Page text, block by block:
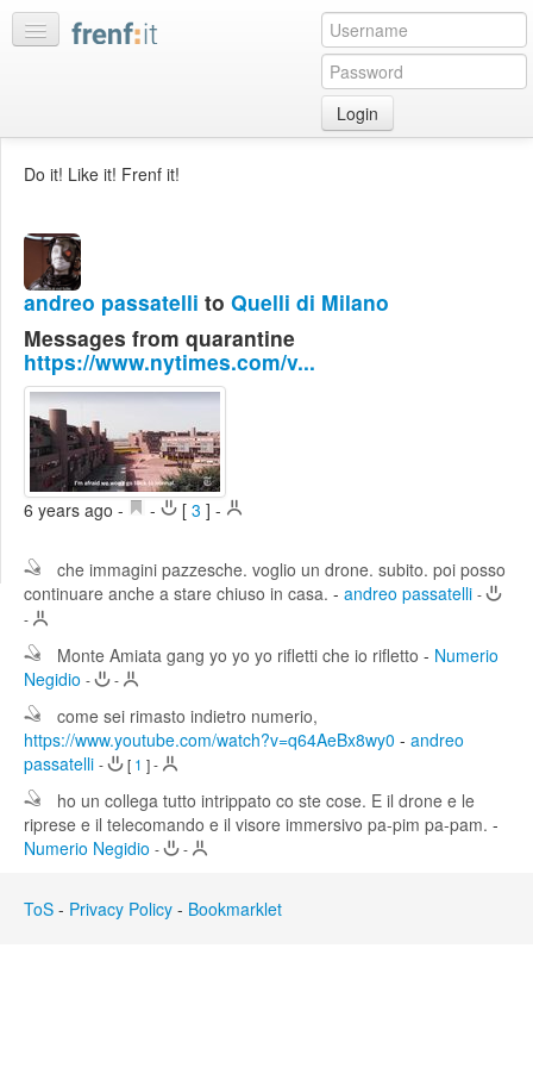
Login
discussions
Bookmarks
Best
day
:LISTS
Edit
:ROOMS
Search
Do it! Like it! Frenf it!
andreo passatelli to Quelli di Milano
Messages from quarantine
https://www.nytimes.com/v...
6 years ago - - [ 3 ] -
che immagini pazzesche. voglio un drone. subito. poi posso
continuare anche a stare chiuso in casa. - andreo passatelli -
-
Monte Amiata gang yo yo yo rifletti che io rifletto - Numerio
Negidio - -
come sei rimasto indietro numerio,
https://www.youtube.com/watch?v=q64AeBx8wy0 - andreo
passatelli - [ 1 ]-
ho un collega tutto intrippato co ste cose. E il drone e le
riprese e il telecomando e il visore immersivo pa-pim pa-pam. -
Numerio Negidio - -
ToS - Privacy Policy - Bookmarklet